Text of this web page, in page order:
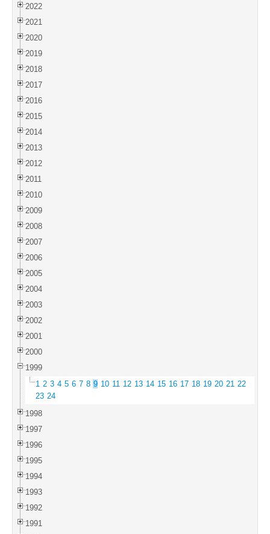
2022
2021
2020
2019
2018
2017
2016
2015
2014
2013
2012
2011
2010
2009
2008
2007
2006
2005
2004
2003
2002
2001
2000
1999
1 2 3 4 5 6 7 8 9 10 11 12 13 14 15 16 17 18 19 20 21 22
23 24
1998
1997
1996
1995
1994
1993
1992
1991